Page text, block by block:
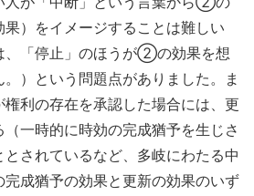
）をイメージすることは難しい
、「停止」のほうが②の効果を想
）という問題点がありました。ま
利の存在を承認した場合には、更
一時的に時効の完成猶予を生じさ
されているなど、多岐にわたる中
成猶予の効果と更新の効果のいず